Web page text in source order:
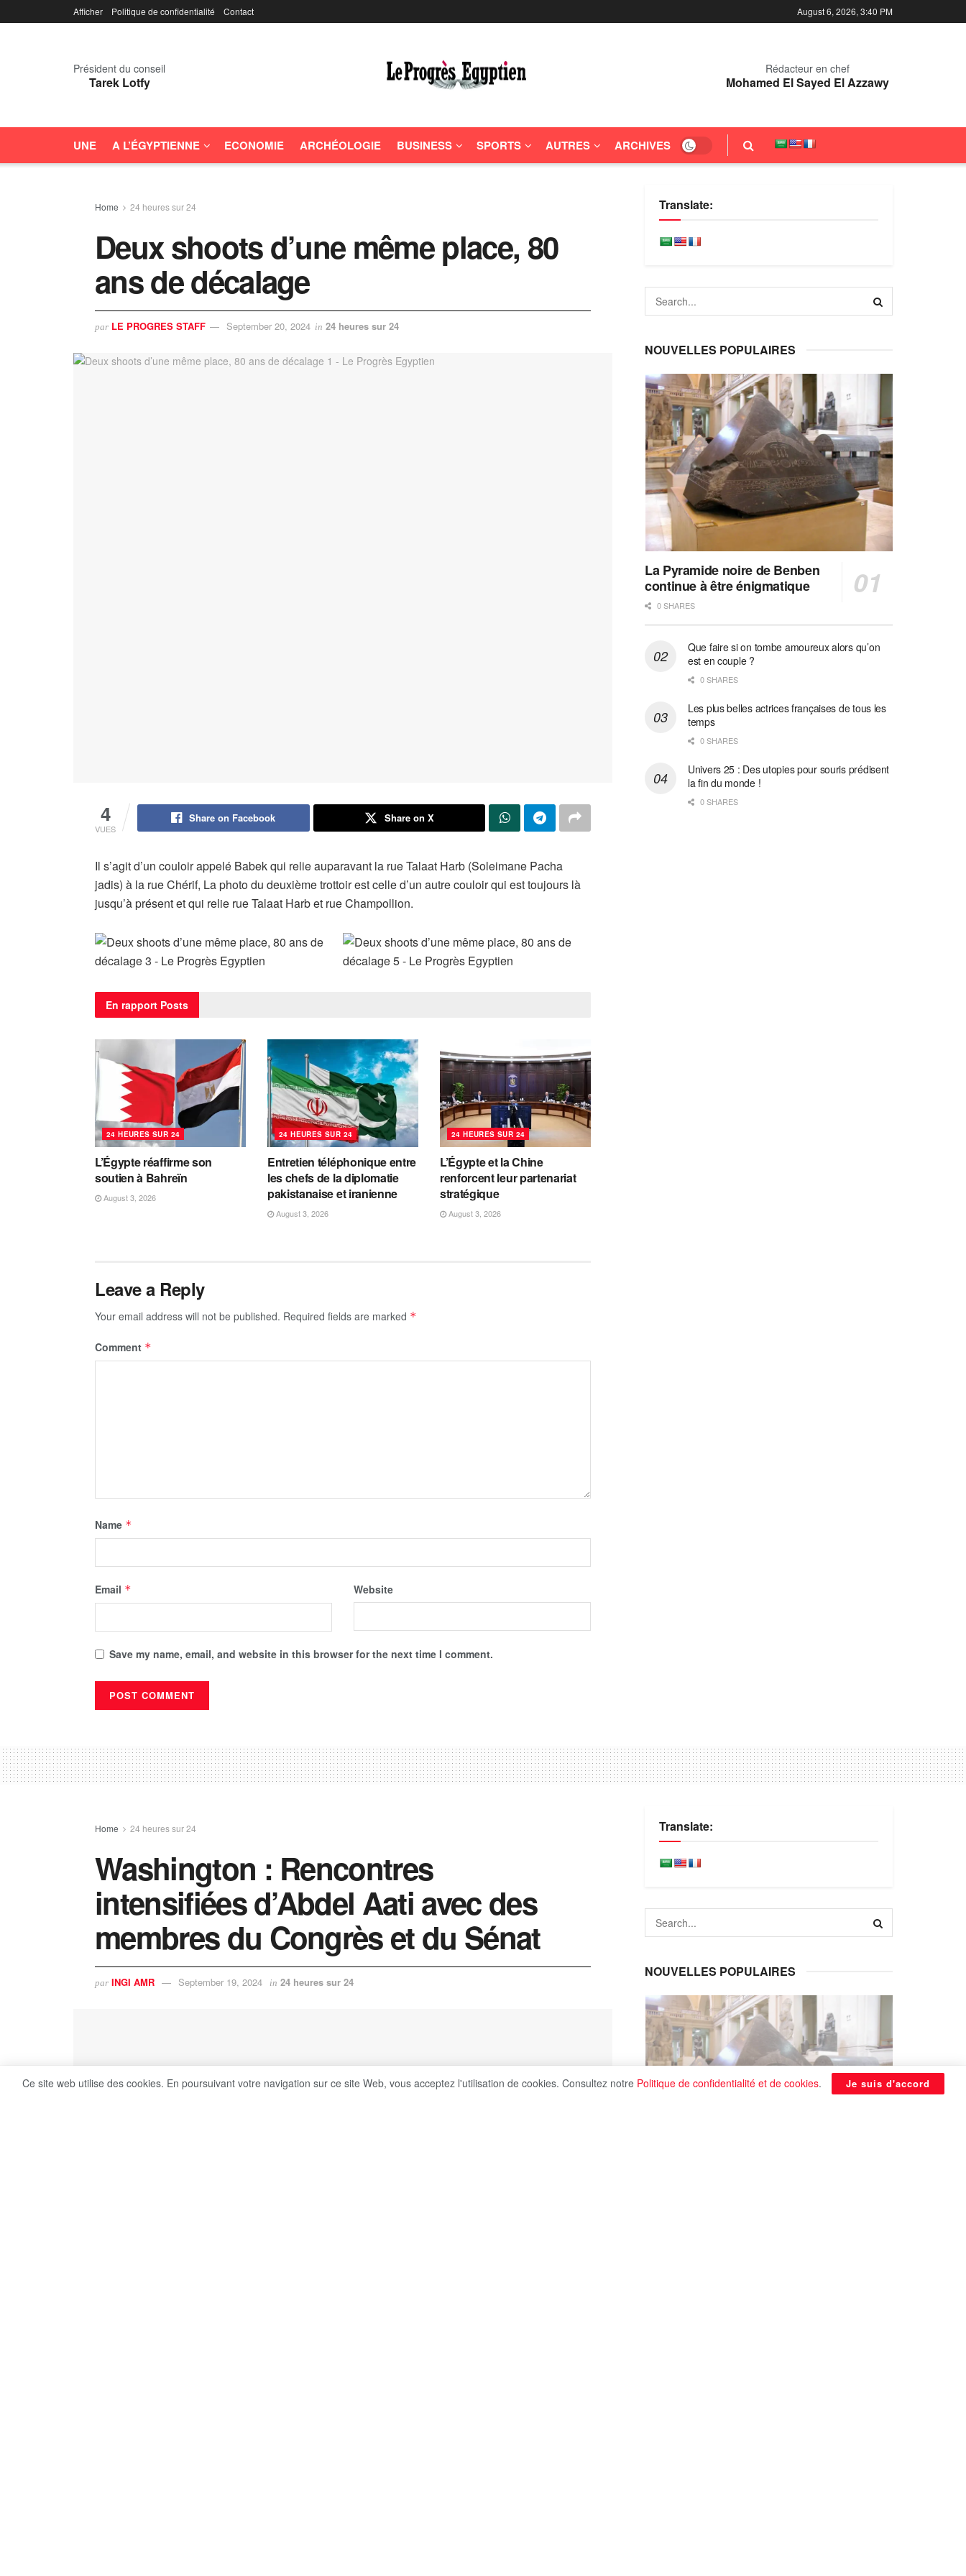
Afficher Politique de confidentialité Contact August 6, 2026, 3:40 PM
Président du conseil
Tarek Lotfy
Rédacteur en chef
Mohamed El Sayed El Azzawy
UNE A L’ÉGYPTIENNE ECONOMIE ARCHÉOLOGIE BUSINESS SPORTS AUTRES ARCHIVES
Home 24 heures sur 24
Deux shoots d’une même place, 80
ans de décalage
par LE PROGRES STAFF September 20, 2024 in 24 heures sur 24
4
VUES
Share on Facebook Share on X
Il s’agit d’un couloir appelé Babek qui relie auparavant la rue Talaat Harb (Soleimane Pacha
jadis) à la rue Chérif, La photo du deuxième trottoir est celle d’un autre couloir qui est toujours là
jusqu’à présent et qui relie rue Talaat Harb et rue Champollion.
En rapport Posts
24 HEURES SUR 24
L’Égypte réaffirme son
soutien à Bahreïn
August 3, 2026
24 HEURES SUR 24
Entretien téléphonique entre
les chefs de la diplomatie
pakistanaise et iranienne
August 3, 2026
24 HEURES SUR 24
L’Égypte et la Chine
renforcent leur partenariat
stratégique
August 3, 2026
Leave a Reply
Your email address will not be published. Required fields are marked *
Comment *
Name *
Email * Website
Save my name, email, and website in this browser for the next time I comment.
Translate:
NOUVELLES POPULAIRES
La Pyramide noire de Benben
continue à être énigmatique
0 SHARES
Que faire si on tombe amoureux alors qu’on
est en couple ?
0 SHARES
Les plus belles actrices françaises de tous les
temps
0 SHARES
Univers 25 : Des utopies pour souris prédisent
la fin du monde !
0 SHARES
Home 24 heures sur 24
Washington : Rencontres
intensifiées d’Abdel Aati avec des
membres du Congrès et du Sénat
par INGI AMR September 19, 2024 in 24 heures sur 24
Translate:
NOUVELLES POPULAIRES
Ce site web utilise des cookies. En poursuivant votre navigation sur ce site Web, vous acceptez l'utilisation de cookies. Consultez notre Politique de confidentialité et de cookies. Je suis d'accord